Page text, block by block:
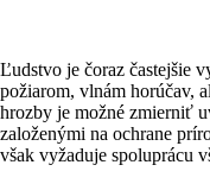
Ľudstvo je čoraz častejšie
požiarom, vlnám horúčav,
hrozby je možné zmierniť
založenými na ochrane
však vyžaduje spoluprácu